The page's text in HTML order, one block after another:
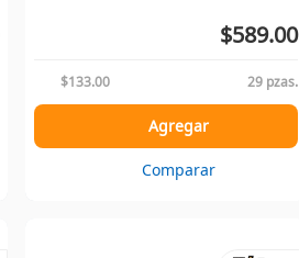
$589.00
$133.00 29 pzas.
Agregar
Comparar